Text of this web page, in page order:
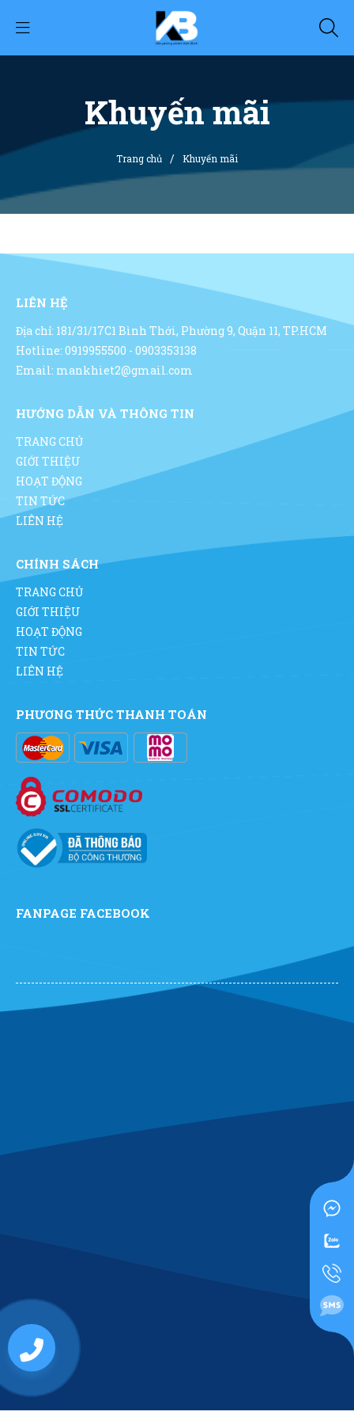
Khuyến mãi
Trang chủ / Khuyến mãi
LIÊN HỆ
Địa chỉ: 181/31/17C1 Bình Thới, Phường 9, Quận 11, TP.HCM
Hotline: 0919955500 - 0903353138
Email: mankhiet2@gmail.com
HƯỚNG DẪN VÀ THÔNG TIN
TRANG CHỦ
GIỚI THIỆU
HOẠT ĐỘNG
TIN TỨC
LIÊN HỆ
CHÍNH SÁCH
TRANG CHỦ
GIỚI THIỆU
HOẠT ĐỘNG
TIN TỨC
LIÊN HỆ
PHƯƠNG THỨC THANH TOÁN
FANPAGE FACEBOOK
0919955500